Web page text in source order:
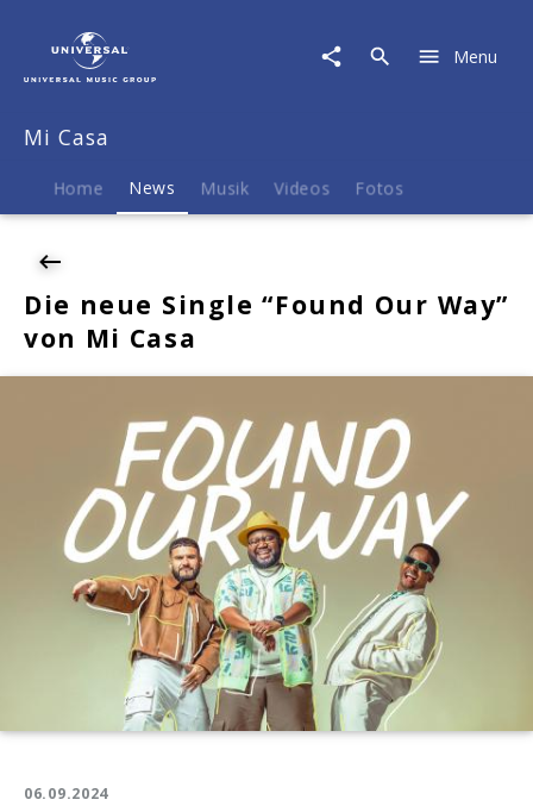
News
Die
"Found
Way"
Casa
Menu
Mi Casa
Home News Musik Videos Fotos
Die neue Single “Found Our Way”
von Mi Casa
06.09.2024